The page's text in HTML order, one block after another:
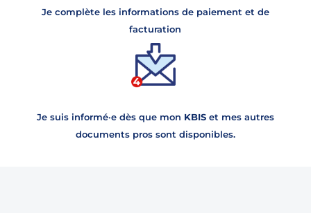
Je complète les informations de paiement et de
facturation
Je suis informé·e dès que mon KBISet mes autres
documents pros sont disponibles.